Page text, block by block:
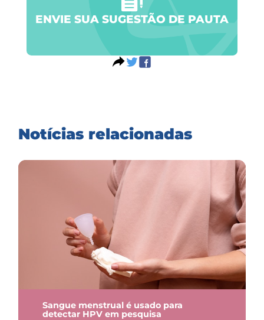
ENVIE SUA SUGESTÃO DE PAUTA
Notícias relacionadas
Sangue menstrual é usado para
detectar HPV em pesquisa